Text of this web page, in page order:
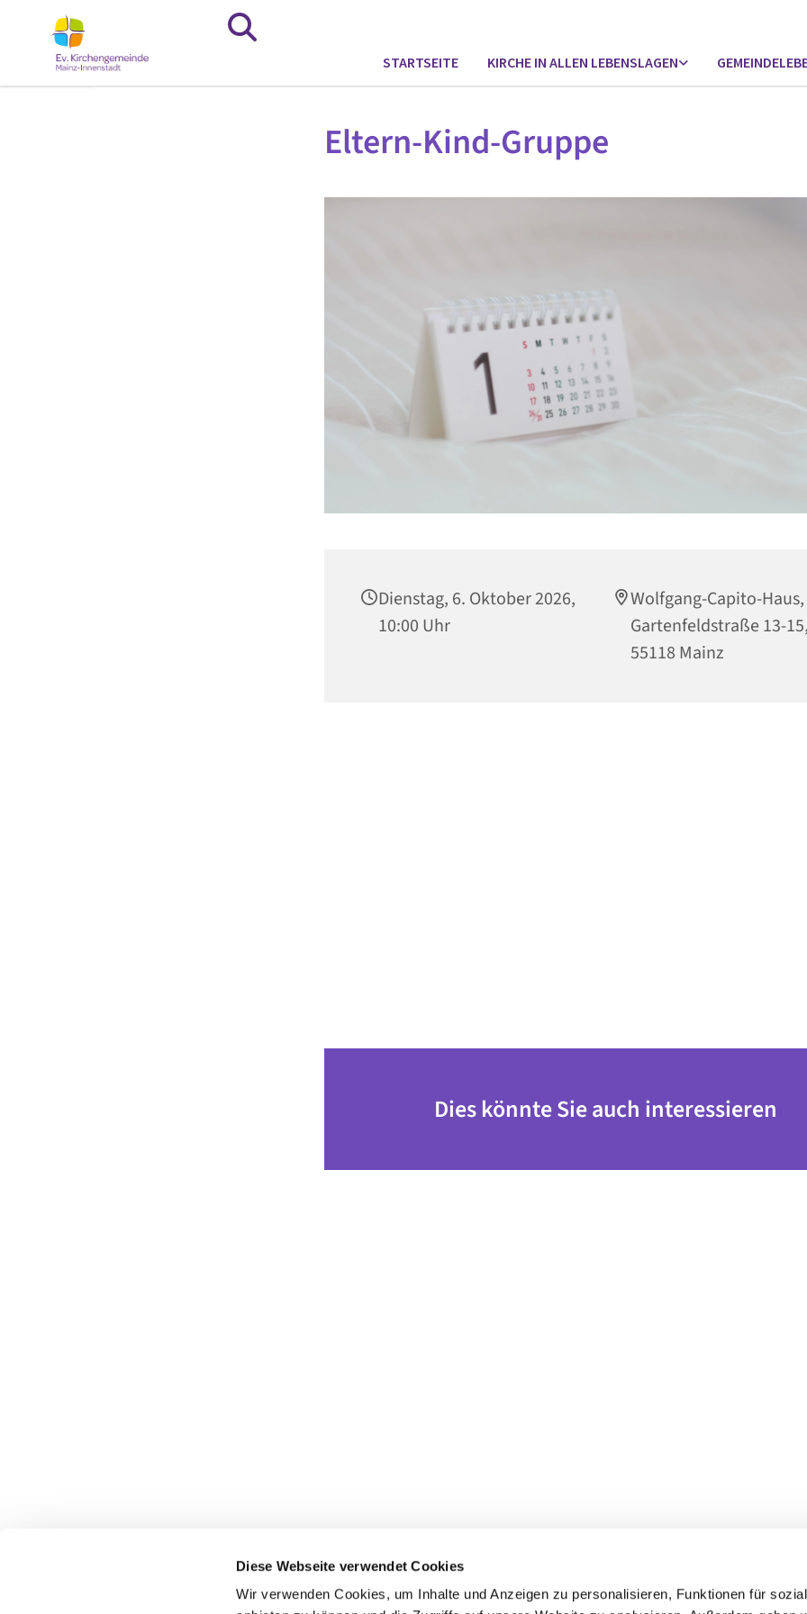
Diese Webseite verwendet Cookies
Wir verwenden Cookies, um Inhalte und Anzeigen zu personalisieren, Funktionen für
STARTSEITE KIRCHE IN ALLEN LEBENSLAGEN
Eltern-Kind-Gruppe
Dienstag, 6. Oktober 2026,
10:00 Uhr
Wolfgang-Capito-Haus,
Gartenfeldstraße 13-
55118 Mainz
Dies könnte Sie auch interessieren
Evangelische Kirchengemeinde Mainz-Innenstadt